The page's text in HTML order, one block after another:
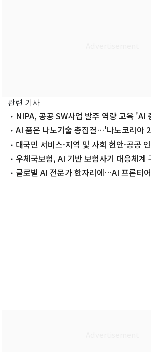
관련 기사
NIPA, 공공 SW사업 발주 역량 교육 'AI
AI 품은 나노기술 총집결…'나노코리아
대국민 서비스·지역 및 사회 현안·공공
술로 혁신
우체국보험, AI 기반 보험사기 대응체
전 탐지
글로벌 AI 전문가 한자리에…AI 프론티